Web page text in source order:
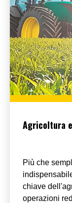
Agricoltura
Più che
chiave
operazioni